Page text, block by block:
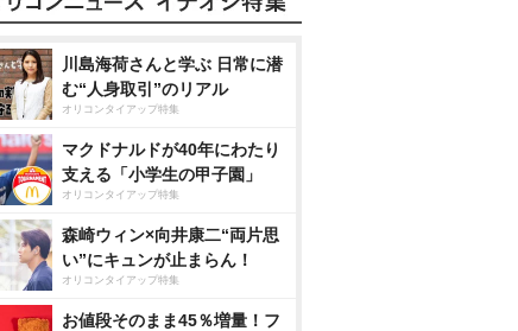
川島海荷さんと学ぶ 日常に潜
む“人身取引”のリアル
オリコンタイアップ特集
マクドナルドが40年にわたり
支える「小学生の甲子園」
オリコンタイアップ特集
森崎ウィン×向井康二“両片思
い”にキュンが止まらん！
オリコンタイアップ特集
お値段そのまま45％増量！フ